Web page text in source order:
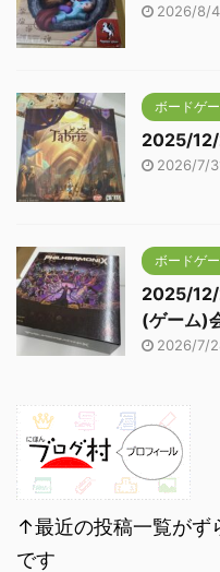
2026/8/4
ボードゲ
2025/
2026/7/
ボードゲ
2025/
(ゲーム)
2026/7/
↑最近の投稿一覧がず
です